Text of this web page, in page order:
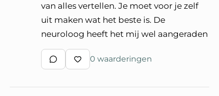
van alles vertellen. Je moet voor je zelf
uit maken wat het beste is. De
neuroloog heeft het mij wel aangeraden
Schrijf een reactie
Waardeer reactie
0 waarderingen